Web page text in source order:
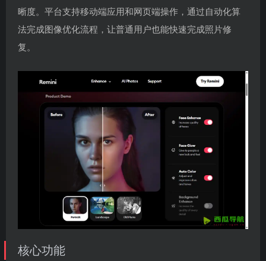
晰度。平台支持移动端应用和网页端操作，通过自动化算
法完成图像优化流程，让普通用户也能快速完成照片修
复。
核心功能